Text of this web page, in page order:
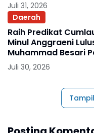
Juli 31, 2026
Daerah
Raih Predikat
Minul Anggraeni
Muhammad Besari
Juli 30, 2026